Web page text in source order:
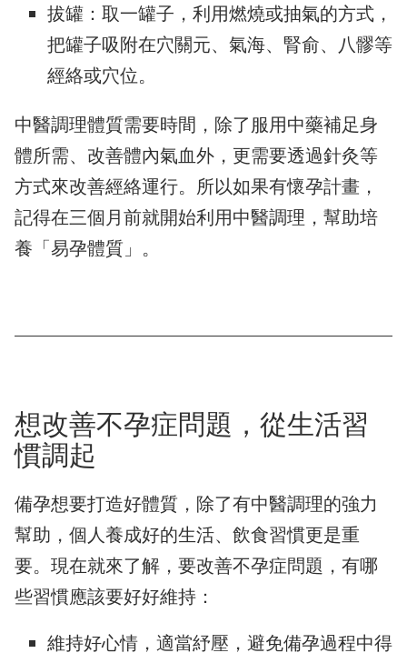
拔罐：取一罐子，利用燃燒或抽氣的方式，
把罐子吸附在穴關元、氣海、腎俞、八髎等
經絡或穴位。
中醫調理體質需要時間，除了服用中藥補足身
體所需、改善體內氣血外，更需要透過針灸等
方式來改善經絡運行。所以如果有懷孕計畫，
記得在三個月前就開始利用中醫調理，幫助培
養「易孕體質」。
想改善不孕症問題，從生活習
慣調起
備孕想要打造好體質，除了有中醫調理的強力
幫助，個人養成好的生活、飲食習慣更是重
要。現在就來了解，要改善不孕症問題，有哪
些習慣應該要好好維持：
維持好心情，適當紓壓，避免備孕過程中得